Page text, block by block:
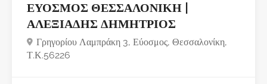
ΕΥΟΣΜΟΣ ΘΕΣΣΑΛΟΝΙΚΗ |
ΑΛΕΞΙΑΔΗΣ ΔΗΜΗΤΡΙΟΣ
Γρηγορίου Λαμπράκη 3, Εύοσμος, Θεσσαλονίκη,
Τ.Κ.56226